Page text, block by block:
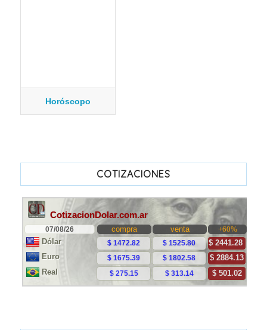
Horóscopo
COTIZACIONES